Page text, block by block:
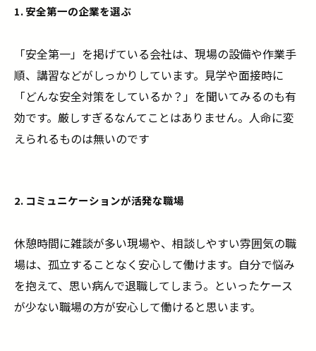
1. 安全第一の企業を選ぶ
「安全第一」を掲げている会社は、現場の設備や作業手
順、講習などがしっかりしています。見学や面接時に
「どんな安全対策をしているか？」を聞いてみるのも有
効です。厳しすぎるなんてことはありません。人命に変
えられるものは無いのです
2. コミュニケーションが活発な職場
休憩時間に雑談が多い現場や、相談しやすい雰囲気の職
場は、孤立することなく安心して働けます。自分で悩み
を抱えて、思い病んで退職してしまう。といったケース
が少ない職場の方が安心して働けると思います。